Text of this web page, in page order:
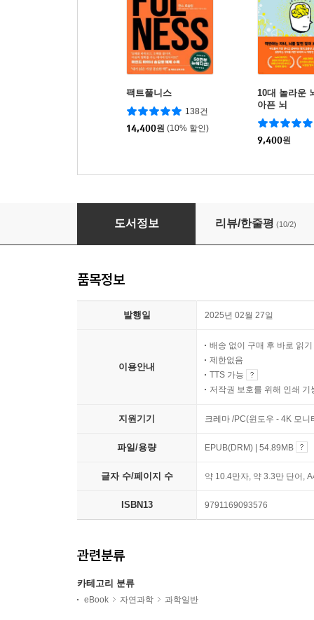
팩트풀니스
138건
14,400원 (10% 할인)
10대 놀라운
아픈 뇌
9,400원
빙하 곁에 머물기
도서정보 리뷰/한줄평 (10/2)
품목정보
발행일 2025년 02월 27일
이용안내
배송 없이 구매 후 바로 읽기
제한없음
TTS 가능
저작권 보호를 위해 인쇄 기
지원기기 크레마 /PC(윈도우 - 4K 모
파일/용량 EPUB(DRM) | 54.89MB
글자 수/페이지 수 약 10.4만자, 약 3.3만 단어,
ISBN13 9791169093576
관련분류
카테고리 분류
eBook 자연과학 과학일반